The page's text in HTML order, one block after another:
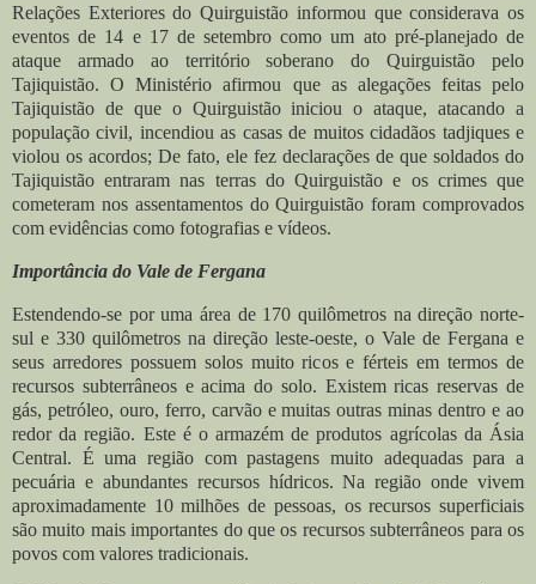
Relações Exteriores do Quirguistão informou que considerava os
eventos de 14 e 17 de setembro como um ato pré-planejado de
ataque armado ao território soberano do Quirguistão pelo
Tajiquistão. O Ministério afirmou que as alegações feitas pelo
Tajiquistão de que o Quirguistão iniciou o ataque, atacando a
população civil, incendiou as casas de muitos cidadãos tadjiques e
violou os acordos; De fato, ele fez declarações de que soldados do
Tajiquistão entraram nas terras do Quirguistão e os crimes que
cometeram nos assentamentos do Quirguistão foram comprovados
com evidências como fotografias e vídeos.
Importância do Vale de Fergana
Estendendo-se por uma área de 170 quilômetros na direção norte-
sul e 330 quilômetros na direção leste-oeste, o Vale de Fergana e
seus arredores possuem solos muito ricos e férteis em termos de
recursos subterrâneos e acima do solo. Existem ricas reservas de
gás, petróleo, ouro, ferro, carvão e muitas outras minas dentro e ao
redor da região. Este é o armazém de produtos agrícolas da Ásia
Central. É uma região com pastagens muito adequadas para a
pecuária e abundantes recursos hídricos. Na região onde vivem
aproximadamente 10 milhões de pessoas, os recursos superficiais
são muito mais importantes do que os recursos subterrâneos para os
povos com valores tradicionais.